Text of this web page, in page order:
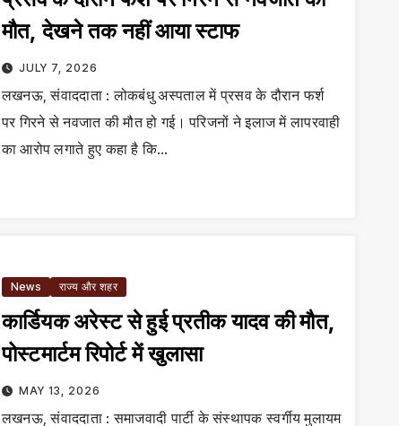
मौत, देखने तक नहीं आया स्टाफ
JULY 7, 2026
लखनऊ, संवाददाता : लोकबंधु अस्पताल में प्रसव के दौरान फर्श
पर गिरने से नवजात की मौत हो गई। परिजनों ने इलाज में लापरवाही
का आरोप लगाते हुए कहा है कि…
News राज्य और शहर
कार्डियक अरेस्ट से हुई प्रतीक यादव की मौत,
पोस्टमार्टम रिपोर्ट में खुलासा
MAY 13, 2026
लखनऊ, संवाददाता : समाजवादी पार्टी के संस्थापक स्वर्गीय मुलायम